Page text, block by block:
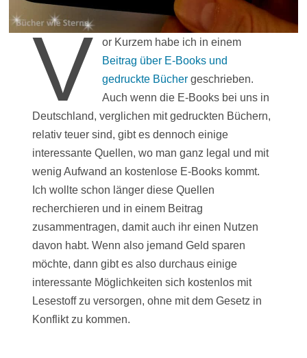
V
or Kurzem habe ich in einem
Beitrag über E-Books und
gedruckte Bücher geschrieben.
Auch wenn die E-Books bei uns in
Deutschland, verglichen mit gedruckten Büchern,
relativ teuer sind, gibt es dennoch einige
interessante Quellen, wo man ganz legal und mit
wenig Aufwand an kostenlose E-Books kommt.
Ich wollte schon länger diese Quellen
recherchieren und in einem Beitrag
zusammentragen, damit auch ihr einen Nutzen
davon habt. Wenn also jemand Geld sparen
möchte, dann gibt es also durchaus einige
interessante Möglichkeiten sich kostenlos mit
Lesestoff zu versorgen, ohne mit dem Gesetz in
Konflikt zu kommen.